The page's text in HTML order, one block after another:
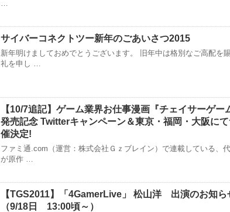
サイバーコネクトツー新年のごあいさつ2015
新年明けましておめでとうございます。 旧年中は格別なご高配を
礼を申し …
【10/7追記】ゲーム業界お仕事漫画『チェイサーゲー
発売記念 Twitterキャンペーン＆東京・福岡・大阪に
催決定!
ファミ通.com（運営：株式会社Ｇｚブレイン）で連載している、
が原作 …
【TGS2011】「4GamerLive」 松山洋 出演のお知ら
（9/18日 13:00頃～）